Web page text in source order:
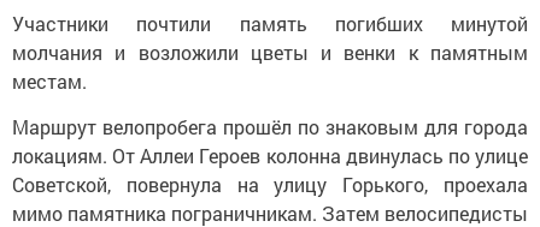
Участники почтили память погибших минутой
молчания и возложили цветы и венки к памятным
местам.
Маршрут велопробега прошёл по знаковым для города
локациям. От Аллеи Героев колонна двинулась по улице
Советской, повернула на улицу Горького, проехала
мимо памятника пограничникам. Затем велосипедисты